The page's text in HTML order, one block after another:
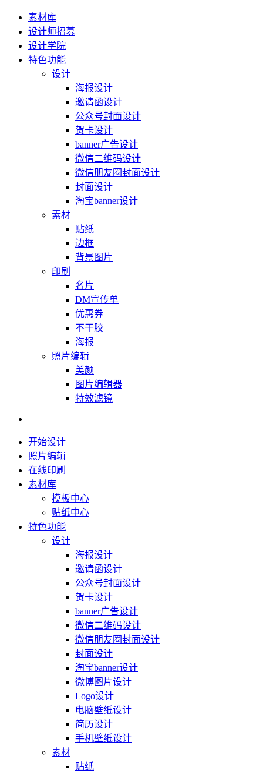
素材库
设计师招募
设计学院
特色功能
设计
海报设计
邀请函设计
公众号封面设计
贺卡设计
banner广告设计
微信二维码设计
微信朋友圈封面设计
封面设计
淘宝banner设计
素材
贴纸
边框
背景图片
印刷
名片
DM宣传单
优惠券
不干胶
海报
照片编辑
美颜
图片编辑器
特效滤镜
开始设计
照片编辑
在线印刷
素材库
模板中心
贴纸中心
特色功能
设计
海报设计
邀请函设计
公众号封面设计
贺卡设计
banner广告设计
微信二维码设计
微信朋友圈封面设计
封面设计
淘宝banner设计
微博图片设计
Logo设计
电脑壁纸设计
简历设计
手机壁纸设计
素材
贴纸